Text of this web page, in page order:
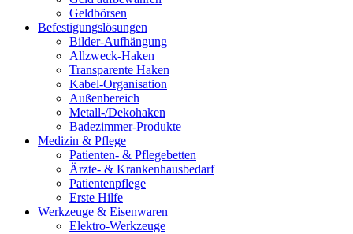
Geldbörsen
Befestigungslösungen
Bilder-Aufhängung
Allzweck-Haken
Transparente Haken
Kabel-Organisation
Außenbereich
Metall-/Dekohaken
Badezimmer-Produkte
Medizin & Pflege
Patienten- & Pflegebetten
Ärzte- & Krankenhausbedarf
Patientenpflege
Erste Hilfe
Werkzeuge & Eisenwaren
Elektro-Werkzeuge